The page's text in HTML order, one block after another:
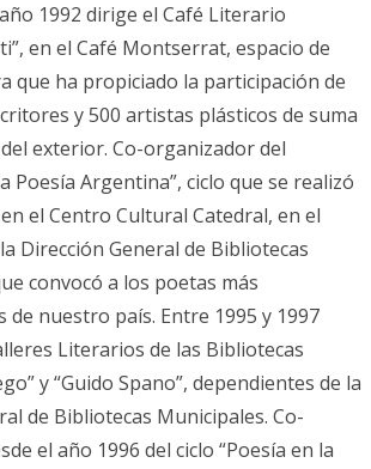
1992 dirige el Café Literario
en el Café Montserrat, espacio de
que ha propiciado la participación de
y 500 artistas plásticos de suma
exterior. Co-organizador del
Poesía Argentina”, ciclo que se realizó
el Centro Cultural Catedral, en el
Dirección General de Bibliotecas
convocó a los poetas más
nuestro país. Entre 1995 y 1997
Literarios de las Bibliotecas
y “Guido Spano”, dependientes de la
de Bibliotecas Municipales. Co-
el año 1996 del ciclo “Poesía en la